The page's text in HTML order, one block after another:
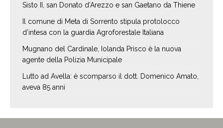
Sisto II, san Donato d’Arezzo e san Gaetano da Thiene
Il comune di Meta di Sorrento stipula protolocco
d’intesa con la guardia Agroforestale Italiana
Mugnano del Cardinale, Iolanda Prisco è la nuova
agente della Polizia Municipale
Lutto ad Avella: è scomparso il dott. Domenico Amato,
aveva 85 anni